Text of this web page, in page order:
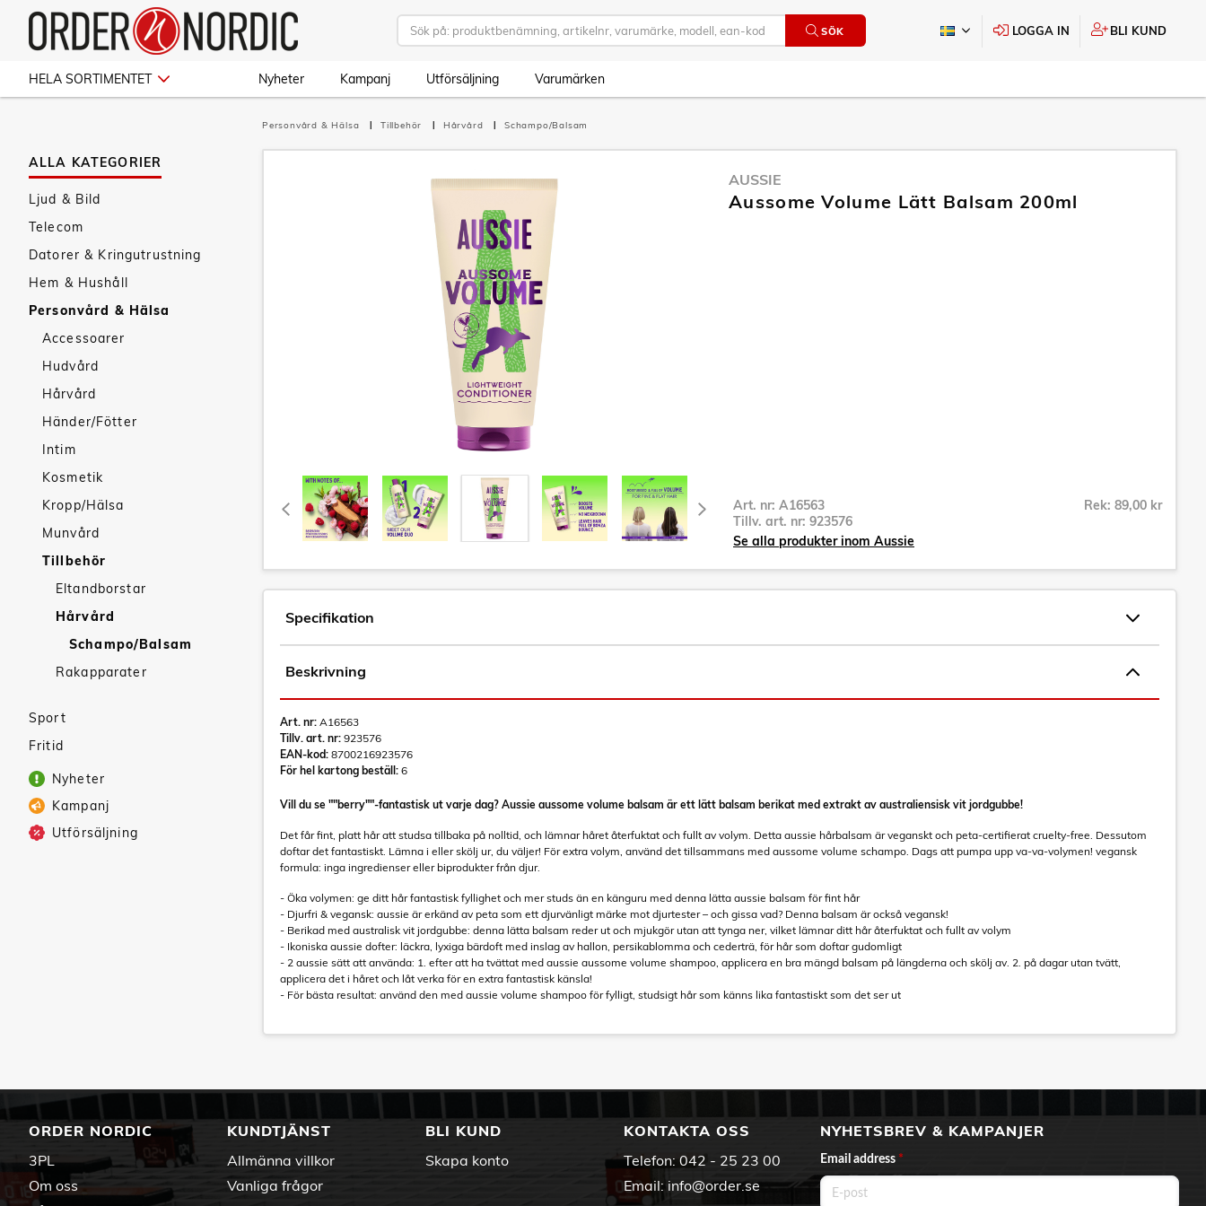
SÖK LOGGA IN BLI KUND
HELA SORTIMENTET Nyheter Kampanj Utförsäljning Varumärken
ALLA KATEGORIER
Ljud & Bild
Telecom
Datorer & Kringutrustning
Hem & Hushåll
Personvård & Hälsa
Accessoarer
Hudvård
Hårvård
Händer/Fötter
Intim
Kosmetik
Kropp/Hälsa
Munvård
Tillbehör
Eltandborstar
Hårvård
Schampo/Balsam
Rakapparater
Sport
Fritid
Nyheter
Kampanj
Utförsäljning
Personvård & Hälsa Tillbehör Hårvård Schampo/Balsam
AUSSIE
Aussome Volume Lätt Balsam 200ml
Art. nr: A16563
Tillv. art. nr: 923576
Rek: 89,00 kr
Se alla produkter inom Aussie
Specifikation
Beskrivning
Art. nr: A16563
Tillv. art. nr: 923576
EAN-kod: 8700216923576
För hel kartong beställ: 6
Vill du se ""berry""-fantastisk ut varje dag? Aussie aussome volume balsam är ett lätt balsam berikat med extrakt av australiensisk vit jordgubbe!
Det får fint, platt hår att studsa tillbaka på nolltid, och lämnar håret återfuktat och fullt av volym. Detta aussie hårbalsam är veganskt och peta-certifierat cruelty-free. Dessutom
doftar det fantastiskt. Lämna i eller skölj ur, du väljer! För extra volym, använd det tillsammans med aussome volume schampo. Dags att pumpa upp va-va-volymen! vegansk
formula: inga ingredienser eller biprodukter från djur.
- Öka volymen: ge ditt hår fantastisk fyllighet och mer studs än en känguru med denna lätta aussie balsam för fint hår
- Djurfri & vegansk: aussie är erkänd av peta som ett djurvänligt märke mot djurtester – och gissa vad? Denna balsam är också vegansk!
- Berikad med australisk vit jordgubbe: denna lätta balsam reder ut och mjukgör utan att tynga ner, vilket lämnar ditt hår återfuktat och fullt av volym
- Ikoniska aussie dofter: läckra, lyxiga bärdoft med inslag av hallon, persikablomma och cederträ, för hår som doftar gudomligt
- 2 aussie sätt att använda: 1. efter att ha tvättat med aussie aussome volume shampoo, applicera en bra mängd balsam på längderna och skölj av. 2. på dagar utan tvätt,
applicera det i håret och låt verka för en extra fantastisk känsla!
- För bästa resultat: använd den med aussie volume shampoo för fylligt, studsigt hår som känns lika fantastiskt som det ser ut
ORDER NORDIC
3PL
Om oss
KUNDTJÄNST
Allmänna villkor
Vanliga frågor
BLI KUND
Skapa konto
KONTAKTA OSS
Telefon: 042 - 25 23 00
Email: info@order.se
NYHETSBREV & KAMPANJER
Email address *